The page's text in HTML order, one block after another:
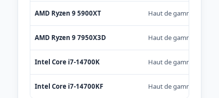
AMD Ryzen 9 5900XT Haut de gamme
AMD Ryzen 9 7950X3D Haut de gamme
Intel Core i7-14700K Haut de gamme
Intel Core i7-14700KF Haut de gamme